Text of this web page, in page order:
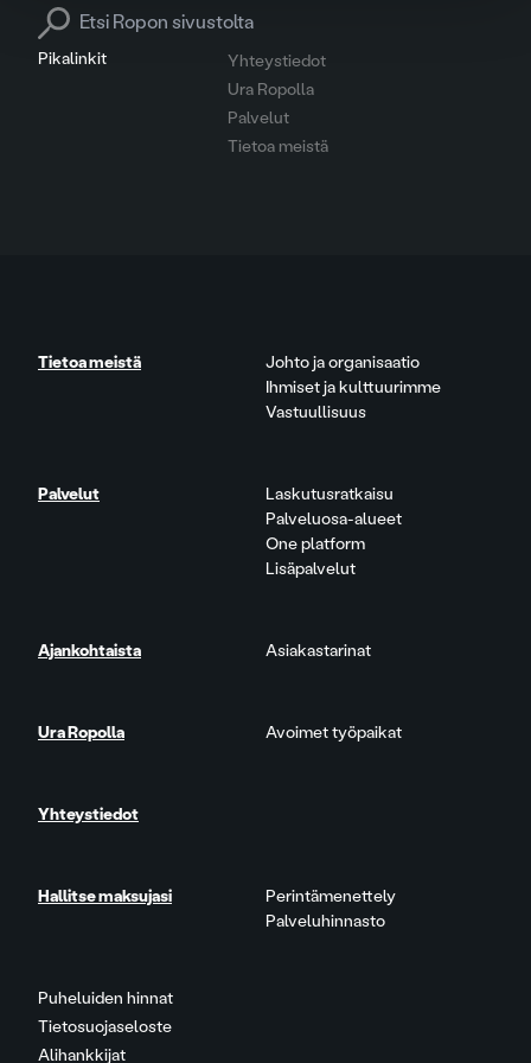
Pikalinkit
Yhteystiedot
Ura Ropolla
Palvelut
Tietoa meistä
Search for:
Puheluiden hinnat
Tietosuojaseloste
Alihankkijat
Tietoa meistä
Johto ja organisaatio
Ihmiset ja kulttuurimme
Vastuullisuus
Palvelut
Laskutusratkaisu
Palveluosa-alueet
One platform
Lisäpalvelut
Ajankohtaista Asiakastarinat
Ura Ropolla Avoimet työpaikat
Yhteystiedot
Hallitse maksujasi
Perintämenettely
Palveluhinnasto